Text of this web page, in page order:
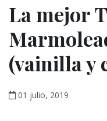
La mejor
(vainilla y
01 julio, 2019